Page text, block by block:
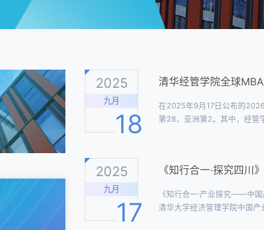
2025
九月
18
清华经管学院全球
在2025年9月17日公布的
第28，亚洲第2。其中，经管
2025
九月
17
《知行合一·探究四川
《知行合一·产业探究——中
清华大学经济管理学院中国